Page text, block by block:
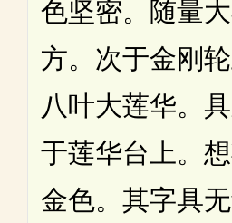
色坚密。随量
方。次于金刚
八叶大莲华。具
于莲华台上。
金色。其字具无